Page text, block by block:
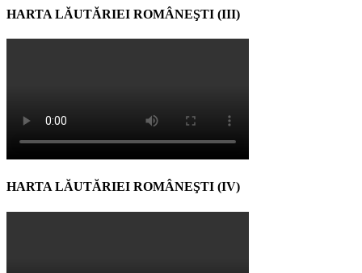
HARTA LĂUTĂRIEI ROMÂNEŞTI (III)
HARTA LĂUTĂRIEI ROMÂNEŞTI (IV)